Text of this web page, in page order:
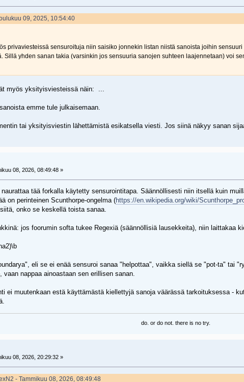
09, 2025, 10:54:40
privaviesteissä sensuroituja niin saisiko jonnekin listan niistä sanoista joihin
Sillä yhden sanan takia (varsinkin jos sensuuria sanojen suhteen laajennetaan) voi
myös yksityisviesteissä näin: ...
emme tule julkaisemaan.
tai yksityisviestin lähettämistä esikatsella viesti. Jos siinä näkyy sanan
08, 2026, 08:49:48 »
tää forkalla käytetty sensurointitapa. Säännöllisesti niin itsellä kuin
on perinteinen Scunthorpe-ongelma (https://en.wikipedia.org/wiki/
onko se keskellä toista sanaa.
jos foorumin softa tukee Regexiä (säännöllisiä lausekkeita), niin laittakaa
eli se ei enää sensuroi sanaa "helpottaa", vaikka siellä se "pot-ta" tai
nappaa ainoastaan sen erillisen sanan.
ei muutenkaan estä käyttämästä kiellettyjä sanoja väärässä tarkoituksessa -
do. or do not. there is no try.
08, 2026, 20:29:32 »
- Tammikuu 08, 2026, 08:49:48